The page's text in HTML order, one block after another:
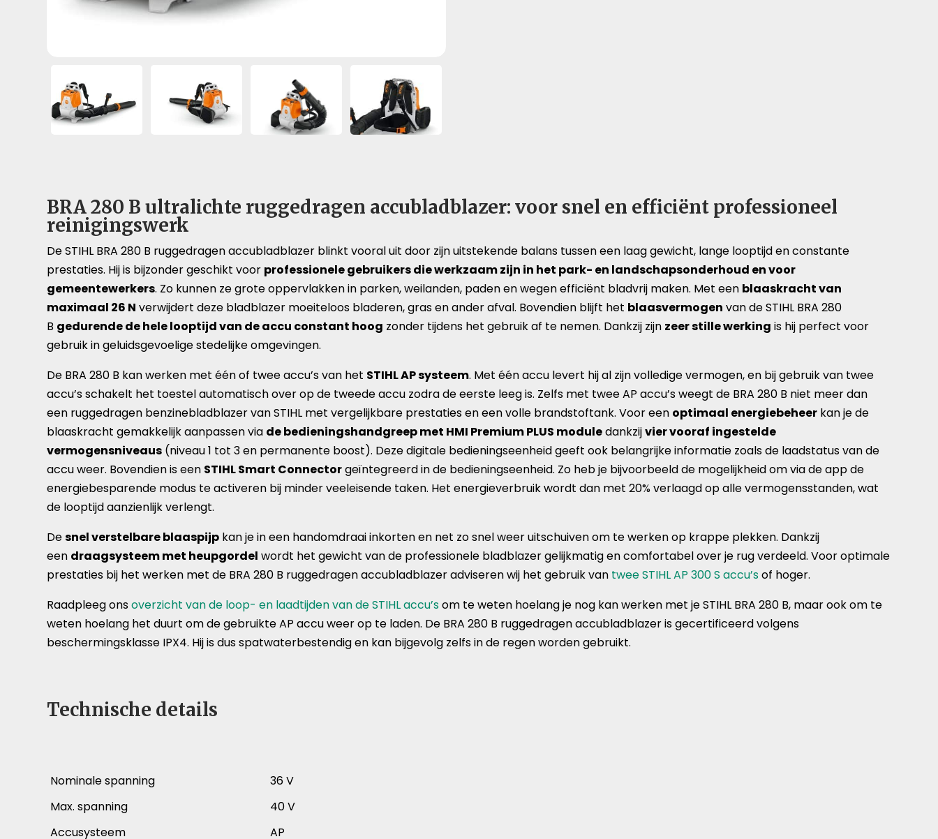
BRA 280 B ultralichte ruggedragen accubladblazer: voor snel en efficiënt professioneel
reinigingswerk
De STIHL BRA 280 B ruggedragen accubladblazer blinkt vooral uit door zijn uitstekende balans tussen een laag gewicht, lange looptijd en constante
prestaties. Hij is bijzonder geschikt voor professionele gebruikers die werkzaam zijn in het park- en landschapsonderhoud en voor
gemeentewerkers. Zo kunnen ze grote oppervlakken in parken, weilanden, paden en wegen efficiënt bladvrij maken. Met een blaaskracht van
maximaal 26 N verwijdert deze bladblazer moeiteloos bladeren, gras en ander afval. Bovendien blijft het blaasvermogen van de STIHL BRA 280
B gedurende de hele looptijd van de accu constant hoog zonder tijdens het gebruik af te nemen. Dankzij zijn zeer stille werking is hij perfect voor
gebruik in geluidsgevoelige stedelijke omgevingen.
De BRA 280 B kan werken met één of twee accu’s van het STIHL AP systeem. Met één accu levert hij al zijn volledige vermogen, en bij gebruik van twee
accu’s schakelt het toestel automatisch over op de tweede accu zodra de eerste leeg is. Zelfs met twee AP accu’s weegt de BRA 280 B niet meer dan
een ruggedragen benzinebladblazer van STIHL met vergelijkbare prestaties en een volle brandstoftank. Voor een optimaal energiebeheer kan je de
blaaskracht gemakkelijk aanpassen via de bedieningshandgreep met HMI Premium PLUS moduledankzijvier vooraf ingestelde
vermogensniveaus (niveau 1 tot 3 en permanente boost). Deze digitale bedieningseenheid geeft ook belangrijke informatie zoals de laadstatus van de
accu weer. Bovendien is een STIHL Smart Connectorgeïntegreerd in de bedieningseenheid. Zo heb je bijvoorbeeld de mogelijkheid om via de app de
energiebesparende modus te activeren bij minder veeleisende taken. Het energieverbruik wordt dan met 20% verlaagd op alle vermogensstanden, wat
de looptijd aanzienlijk verlengt.
Desnel verstelbare blaaspijp kan je in een handomdraai inkorten en net zo snel weer uitschuiven om te werken op krappe plekken. Dankzij
een draagsysteem met heupgordel wordt het gewicht van de professionele bladblazer gelijkmatig en comfortabel over je rug verdeeld. Voor optimale
prestaties bij het werken met de BRA 280 B ruggedragen accubladblazer adviseren wij het gebruik van twee STIHL AP 300 S accu’sof hoger.
Raadpleeg onsoverzicht van de loop- en laadtijden van de STIHL accu’som te weten hoelang je nog kan werken met je STIHL BRA 280 B, maar ook om te
weten hoelang het duurt om de gebruikte AP accu weer op te laden. De BRA 280 B ruggedragen accubladblazer is gecertificeerd volgens
beschermingsklasse IPX4. Hij is dus spatwaterbestendig en kan bijgevolg zelfs in de regen worden gebruikt.
Technische details
Nominale spanning
36 V
Max. spanning
40 V
Accusysteem
AP